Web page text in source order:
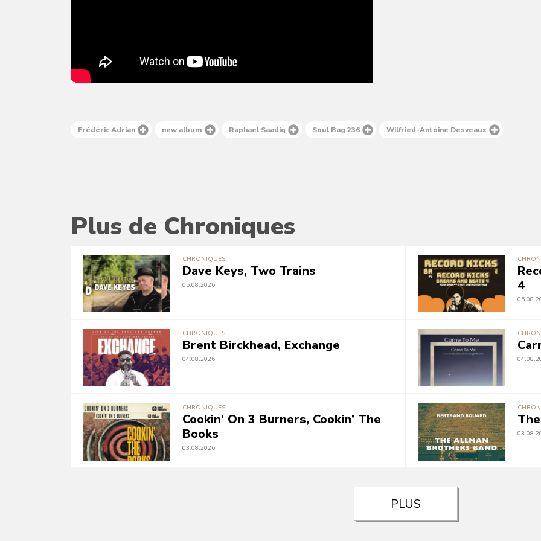
Frédéric Adrian new album Raphael Saadiq Soul Bag 236 Wilfried-Antoine Desveaux
Plus de Chroniques
CHRONIQUES
Dave Keys, Two Trains
05.08.2026
4
CHRONIQUES
Brent Birckhead, Exchange
04.08.2026
CHRONIQUES
Cookin’ On 3 Burners, Cookin’ The
Books
03.08.2026
PLUS